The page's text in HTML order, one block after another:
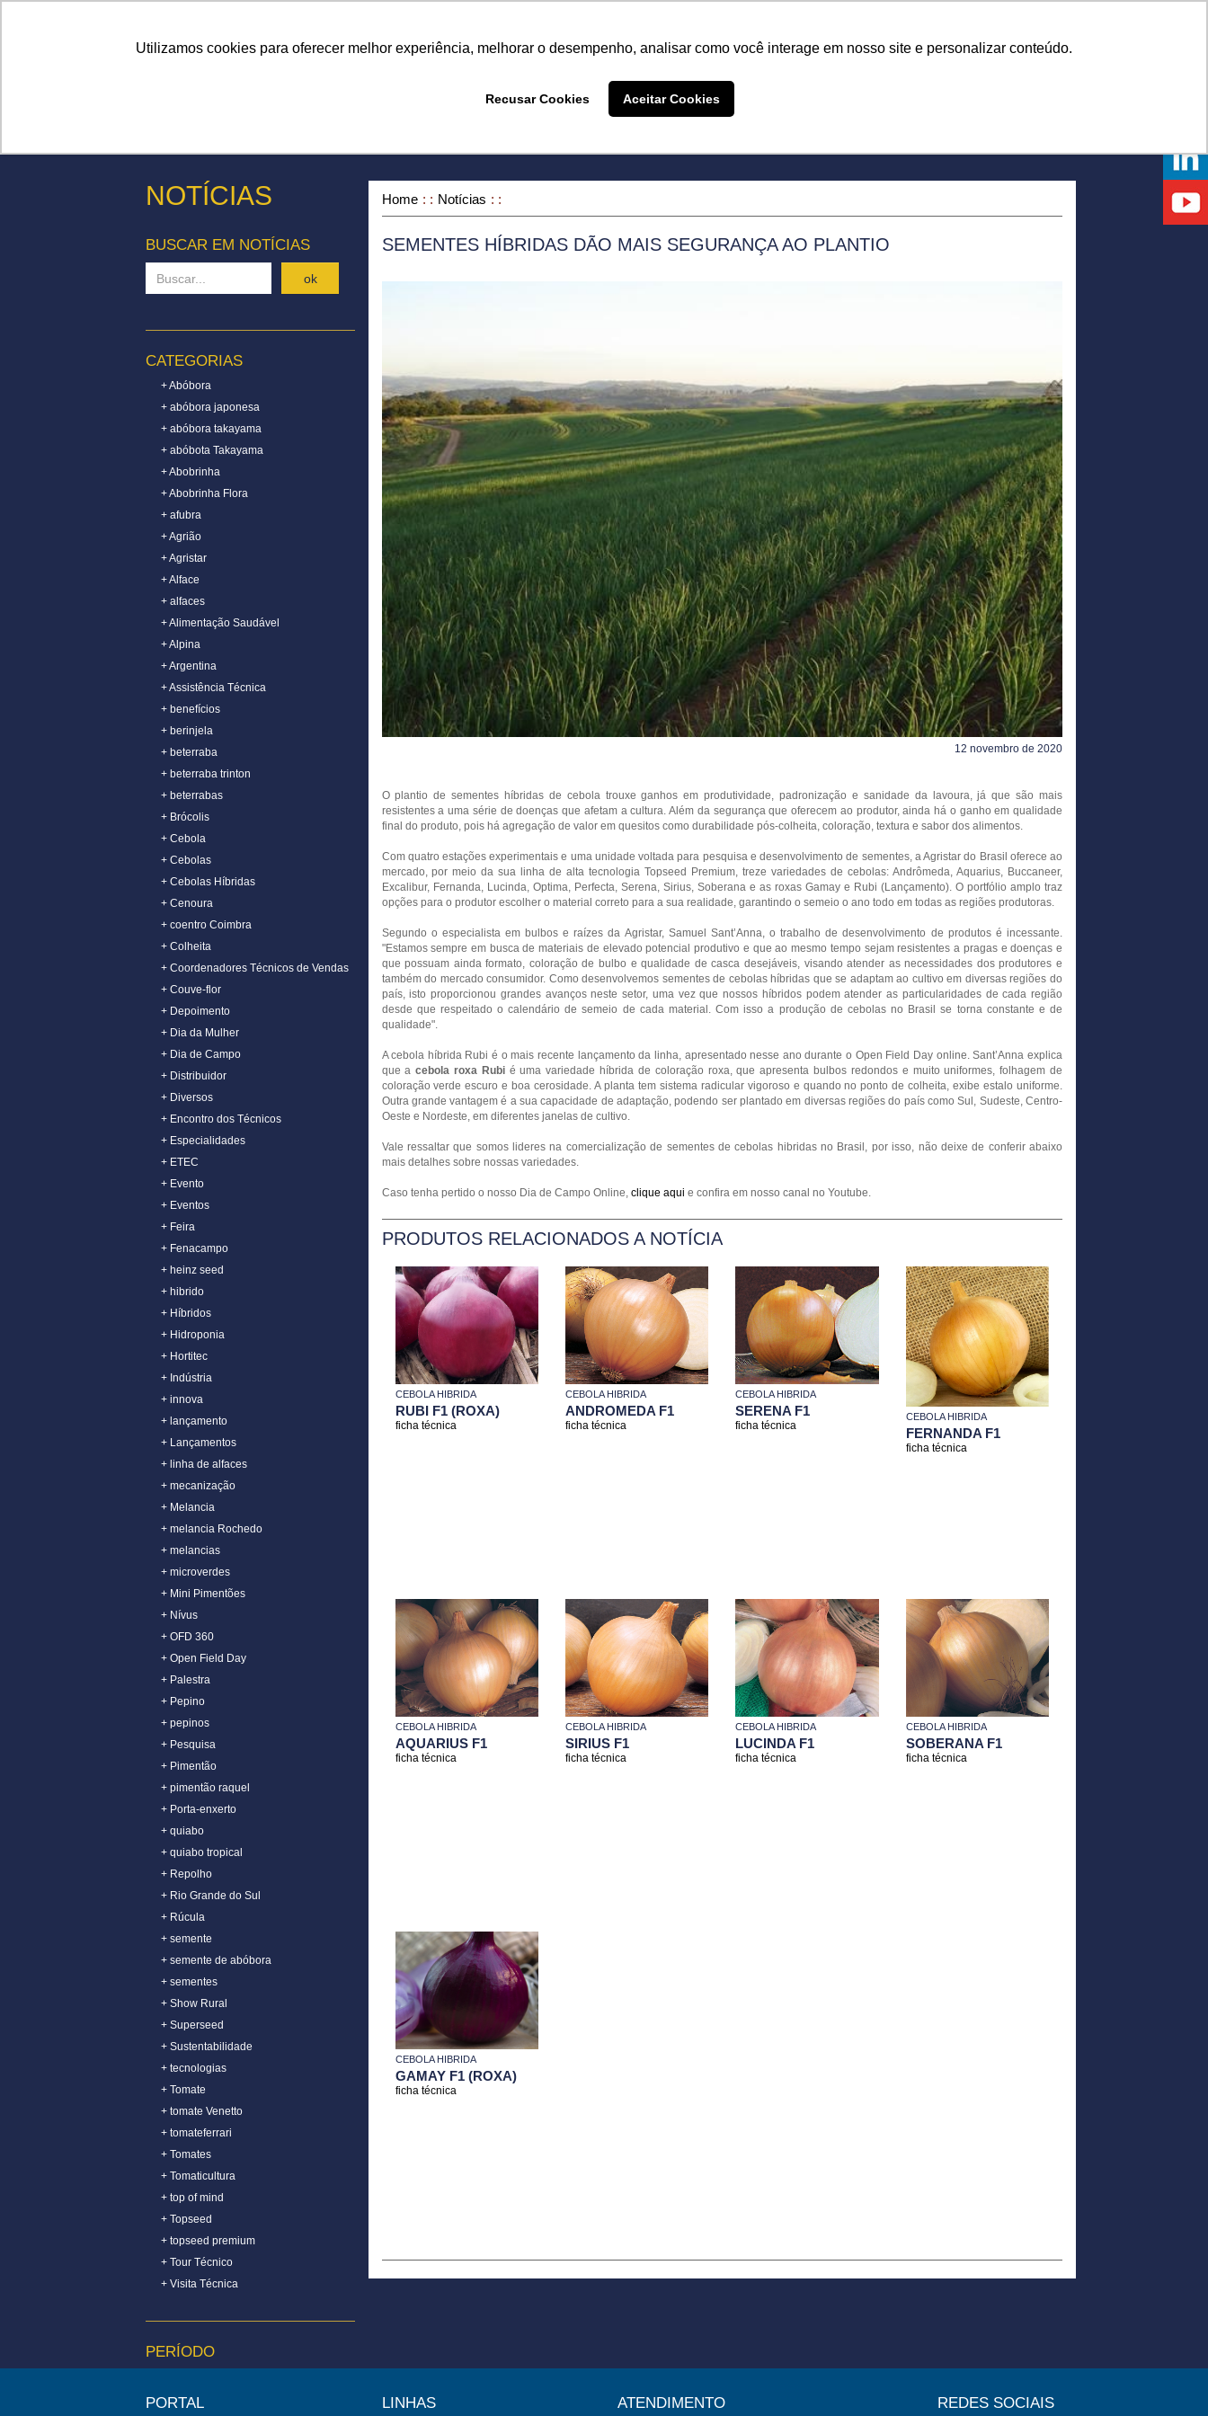
Utilizamos cookies para oferecer melhor experiência, melhorar o desempenho, analisar como você interage em nosso site e personalizar conteúdo.
Recusar Cookies Aceitar Cookies
NOTÍCIAS
BUSCAR EM NOTÍCIAS
ok
CATEGORIAS
+ Abóbora
+ abóbora japonesa
+ abóbora takayama
+ abóbota Takayama
+ Abobrinha
+ Abobrinha Flora
+ afubra
+ Agrião
+ Agristar
+ Alface
+ alfaces
+ Alimentação Saudável
+ Alpina
+ Argentina
+ Assistência Técnica
+ benefícios
+ berinjela
+ beterraba
+ beterraba trinton
+ beterrabas
+ Brócolis
+ Cebola
+ Cebolas
+ Cebolas Híbridas
+ Cenoura
+ coentro Coimbra
+ Colheita
+ Coordenadores Técnicos de Vendas
+ Couve-flor
+ Depoimento
+ Dia da Mulher
+ Dia de Campo
+ Distribuidor
+ Diversos
+ Encontro dos Técnicos
+ Especialidades
+ ETEC
+ Evento
+ Eventos
+ Feira
+ Fenacampo
+ heinz seed
+ hibrido
+ Híbridos
+ Hidroponia
+ Hortitec
+ Indústria
+ innova
+ lançamento
+ Lançamentos
+ linha de alfaces
+ mecanização
+ Melancia
+ melancia Rochedo
+ melancias
+ microverdes
+ Mini Pimentões
+ Nívus
+ OFD 360
+ Open Field Day
+ Palestra
+ Pepino
+ pepinos
+ Pesquisa
+ Pimentão
+ pimentão raquel
+ Porta-enxerto
+ quiabo
+ quiabo tropical
+ Repolho
+ Rio Grande do Sul
+ Rúcula
+ semente
+ semente de abóbora
+ sementes
+ Show Rural
+ Superseed
+ Sustentabilidade
+ tecnologias
+ Tomate
+ tomate Venetto
+ tomateferrari
+ Tomates
+ Tomaticultura
+ top of mind
+ Topseed
+ topseed premium
+ Tour Técnico
+ Visita Técnica
PERÍODO
+ outubro de 2014
Home Notícias
SEMENTES HÍBRIDAS DÃO MAIS SEGURANÇA AO PLANTIO
12 novembro de 2020
O plantio de sementes híbridas de cebola trouxe ganhos em produtividade, padronização e sanidade da lavoura, já que são mais
resistentes a uma série de doenças que afetam a cultura. Além da segurança que oferecem ao produtor, ainda há o ganho em qualidade
final do produto, pois há agregação de valor em quesitos como durabilidade pós-colheita, coloração, textura e sabor dos alimentos.
Com quatro estações experimentais e uma unidade voltada para pesquisa e desenvolvimento de sementes, a Agristar do Brasil oferece ao
mercado, por meio da sua linha de alta tecnologia Topseed Premium, treze variedades de cebolas: Andrômeda, Aquarius, Buccaneer,
Excalibur, Fernanda, Lucinda, Optima, Perfecta, Serena, Sirius, Soberana e as roxas Gamay e Rubi (Lançamento). O portfólio amplo traz
opções para o produtor escolher o material correto para a sua realidade, garantindo o semeio o ano todo em todas as regiões produtoras.
Segundo o especialista em bulbos e raízes da Agristar, Samuel Sant’Anna, o trabalho de desenvolvimento de produtos é incessante.
"Estamos sempre em busca de materiais de elevado potencial produtivo e que ao mesmo tempo sejam resistentes a pragas e doenças e
que possuam ainda formato, coloração de bulbo e qualidade de casca desejáveis, visando atender as necessidades dos produtores e
também do mercado consumidor. Como desenvolvemos sementes de cebolas híbridas que se adaptam ao cultivo em diversas regiões do
país, isto proporcionou grandes avanços neste setor, uma vez que nossos híbridos podem atender as particularidades de cada região
desde que respeitado o calendário de semeio de cada material. Com isso a produção de cebolas no Brasil se torna constante e de
qualidade".
A cebola híbrida Rubi é o mais recente lançamento da linha, apresentado nesse ano durante o Open Field Day online. Sant’Anna explica
que acebola roxa Rubié uma variedade híbrida de coloração roxa, que apresenta bulbos redondos e muito uniformes, folhagem de
coloração verde escuro e boa cerosidade. A planta tem sistema radicular vigoroso e quando no ponto de colheita, exibe estalo uniforme.
Outra grande vantagem é a sua capacidade de adaptação, podendo ser plantado em diversas regiões do país como Sul, Sudeste, Centro-
Oeste e Nordeste, em diferentes janelas de cultivo.
Vale ressaltar que somos lideres na comercialização de sementes de cebolas hibridas no Brasil, por isso, não deixe de conferir abaixo
mais detalhes sobre nossas variedades.
Caso tenha pertido o nosso Dia de Campo Online, clique aqui e confira em nosso canal no Youtube.
PRODUTOS RELACIONADOS A NOTÍCIA
CEBOLA HIBRIDA
RUBI F1 (ROXA)
ficha técnica
CEBOLA HIBRIDA
ANDROMEDA F1
ficha técnica
CEBOLA HIBRIDA
SERENA F1
ficha técnica
CEBOLA HIBRIDA
FERNANDA F1
ficha técnica
CEBOLA HIBRIDA
AQUARIUS F1
ficha técnica
CEBOLA HIBRIDA
SIRIUS F1
ficha técnica
CEBOLA HIBRIDA
LUCINDA F1
ficha técnica
CEBOLA HIBRIDA
SOBERANA F1
ficha técnica
CEBOLA HIBRIDA
GAMAY F1 (ROXA)
ficha técnica
PORTAL LINHAS ATENDIMENTO REDES SOCIAIS